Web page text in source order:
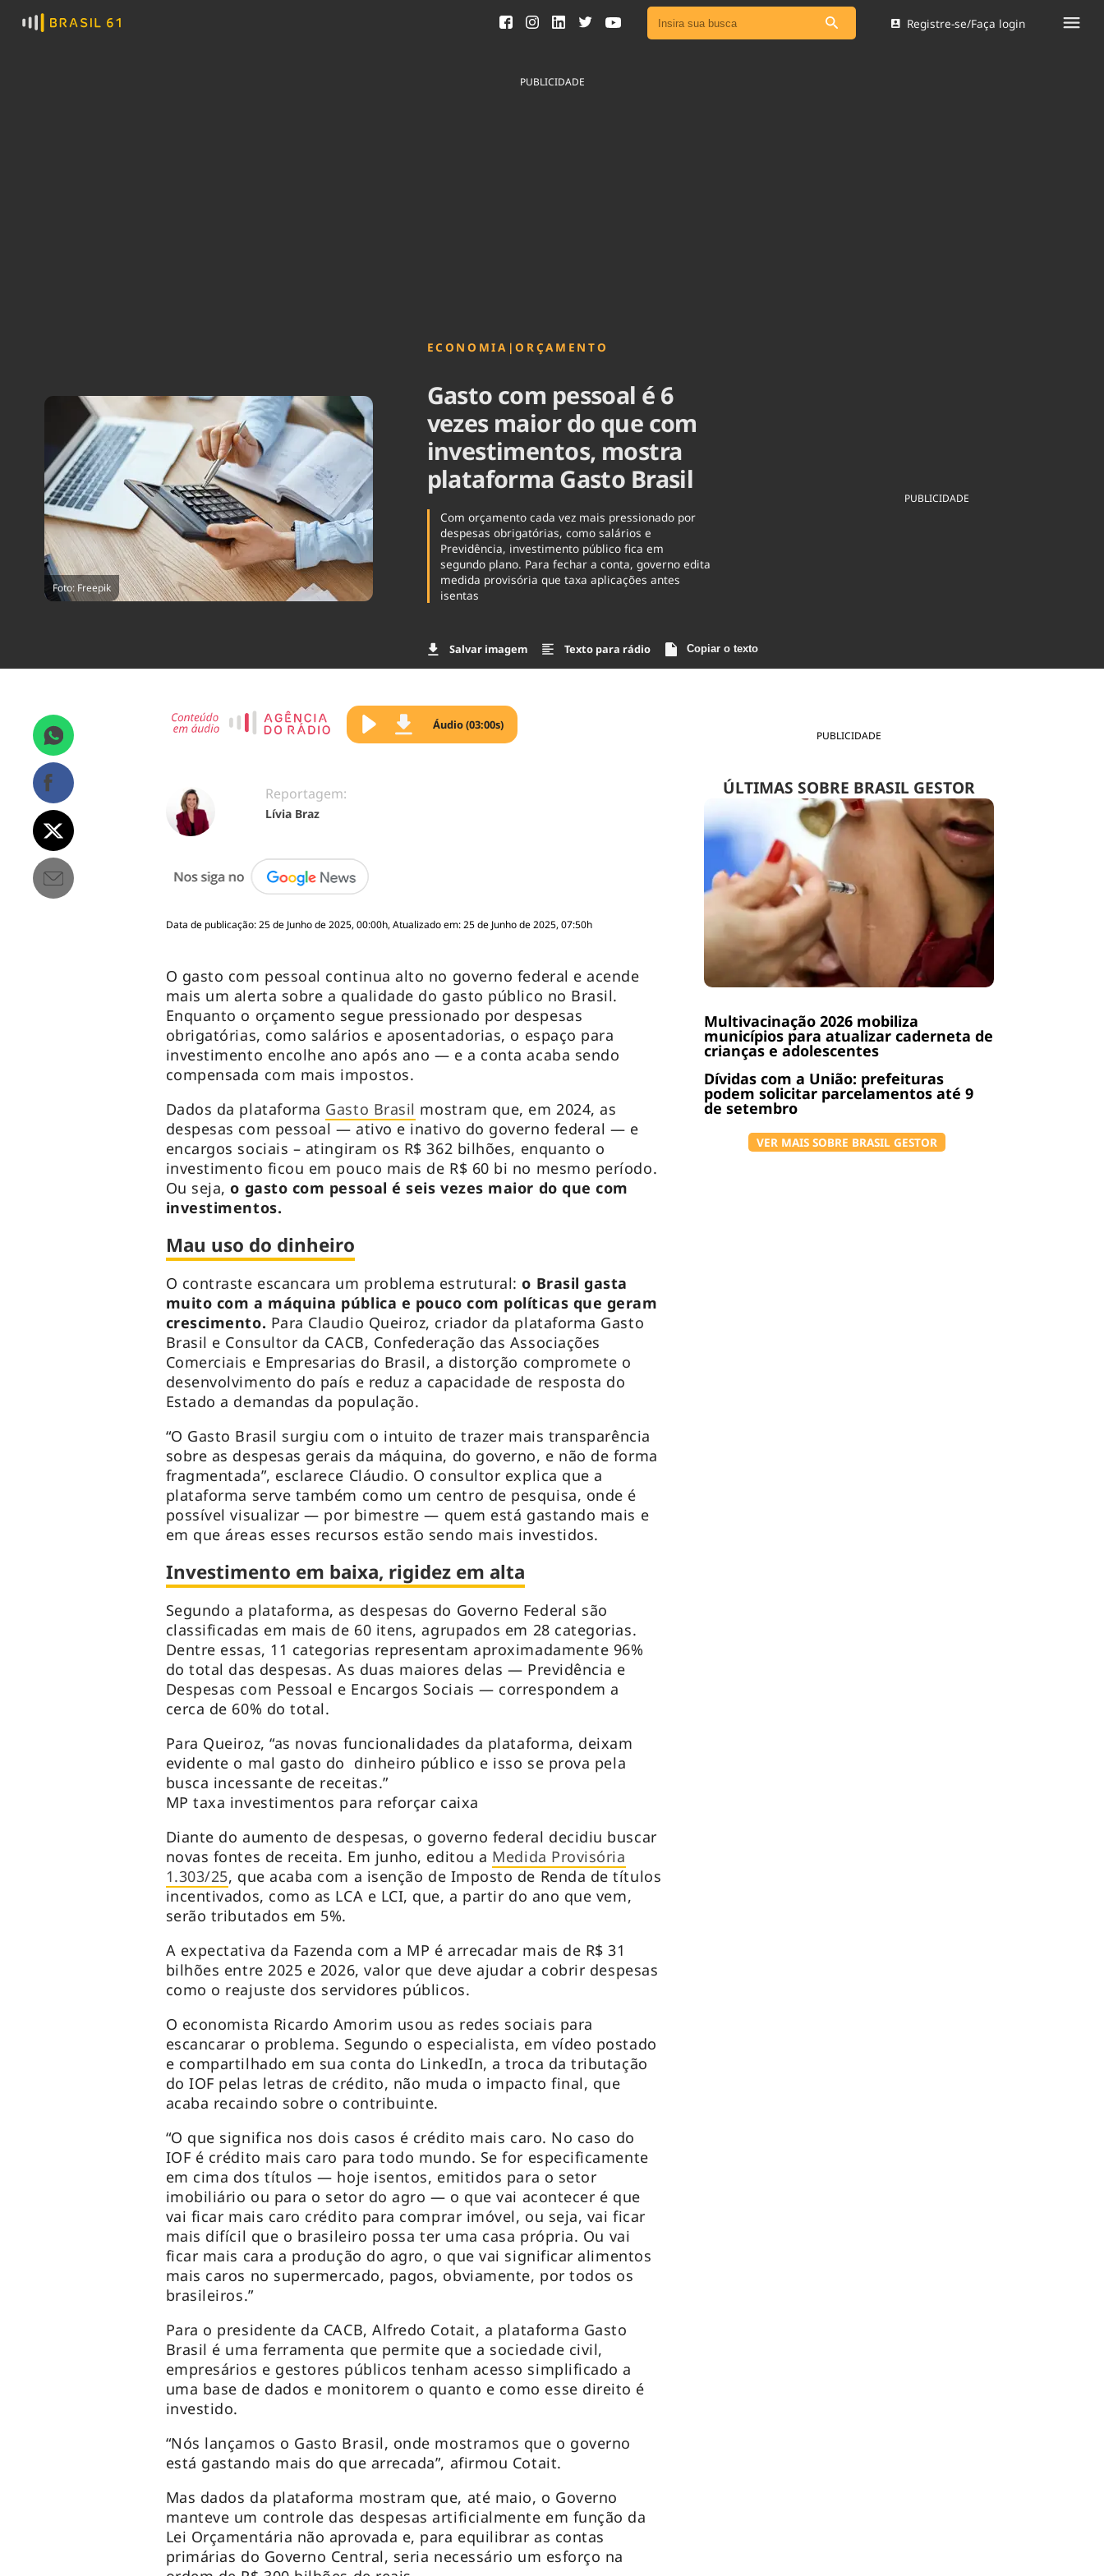
Ver todas as notícias
Brasil Mineral
Comportamento
Registre-se/Faça login
PUBLICIDADE
Foto: Freepik
ECONOMIA |ORÇAMENTO
Gasto com pessoal é 6
vezes maior do que com
investimentos, mostra
plataforma Gasto Brasil
Com orçamento cada vez mais pressionado por
despesas obrigatórias, como salários e
Previdência, investimento público fica em
segundo plano. Para fechar a conta, governo edita
medida provisória que taxa aplicações antes
isentas
Salvar imagem Texto para rádio Copiar o texto
PUBLICIDADE
PUBLICIDADE
ÚLTIMAS SOBRE BRASIL GESTOR
Multivacinação 2026 mobiliza
municípios para atualizar caderneta de
crianças e adolescentes
Dívidas com a União: prefeituras
podem solicitar parcelamentos até 9
de setembro
VER MAIS SOBRE BRASIL GESTOR
Áudio (03:00s)
Reportagem:
Lívia Braz
Data de publicação: 25 de Junho de 2025, 00:00h, Atualizado em: 25 de Junho de 2025, 07:50h
O gasto com pessoal continua alto no governo federal e acende
mais um alerta sobre a qualidade do gasto público no Brasil.
Enquanto o orçamento segue pressionado por despesas
obrigatórias, como salários e aposentadorias, o espaço para
investimento encolhe ano após ano — e a conta acaba sendo
compensada com mais impostos.
Dados da plataforma Gasto Brasil mostram que, em 2024, as
despesas com pessoal — ativo e inativo do governo federal — e
encargos sociais – atingiram os R$ 362 bilhões, enquanto o
investimento ficou em pouco mais de R$ 60 bi no mesmo período.
Ou seja,o gasto com pessoal é seis vezes maior do que com
investimentos.
Mau uso do dinheiro
O contraste escancara um problema estrutural:o Brasil gasta
muito com a máquina pública e pouco com políticas que geram
crescimento. Para Claudio Queiroz, criador da plataforma Gasto
Brasil e Consultor da CACB, Confederação das Associações
Comerciais e Empresarias do Brasil, a distorção compromete o
desenvolvimento do país e reduz a capacidade de resposta do
Estado a demandas da população.
“O Gasto Brasil surgiu com o intuito de trazer mais transparência
sobre as despesas gerais da máquina, do governo, e não de forma
fragmentada”, esclarece Cláudio. O consultor explica que a
plataforma serve também como um centro de pesquisa, onde é
possível visualizar — por bimestre — quem está gastando mais e
em que áreas esses recursos estão sendo mais investidos.
Investimento em baixa, rigidez em alta
Segundo a plataforma, as despesas do Governo Federal são
classificadas em mais de 60 itens, agrupados em 28 categorias.
Dentre essas, 11 categorias representam aproximadamente 96%
do total das despesas. As duas maiores delas — Previdência e
Despesas com Pessoal e Encargos Sociais — correspondem a
cerca de 60% do total.
Para Queiroz, “as novas funcionalidades da plataforma, deixam
evidente o mal gasto do dinheiro público e isso se prova pela
busca incessante de receitas.”
MP taxa investimentos para reforçar caixa
Diante do aumento de despesas, o governo federal decidiu buscar
novas fontes de receita. Em junho, editou a Medida Provisória
1.303/25, que acaba com a isenção de Imposto de Renda de títulos
incentivados, como as LCA e LCI, que, a partir do ano que vem,
serão tributados em 5%.
A expectativa da Fazenda com a MP é arrecadar mais de R$ 31
bilhões entre 2025 e 2026, valor que deve ajudar a cobrir despesas
como o reajuste dos servidores públicos.
O economista Ricardo Amorim usou as redes sociais para
escancarar o problema. Segundo o especialista, em vídeo postado
e compartilhado em sua conta do LinkedIn, a troca da tributação
do IOF pelas letras de crédito, não muda o impacto final, que
acaba recaindo sobre o contribuinte.
“O que significa nos dois casos é crédito mais caro. No caso do
IOF é crédito mais caro para todo mundo. Se for especificamente
em cima dos títulos — hoje isentos, emitidos para o setor
imobiliário ou para o setor do agro — o que vai acontecer é que
vai ficar mais caro crédito para comprar imóvel, ou seja, vai ficar
mais difícil que o brasileiro possa ter uma casa própria. Ou vai
ficar mais cara a produção do agro, o que vai significar alimentos
mais caros no supermercado, pagos, obviamente, por todos os
brasileiros.”
Para o presidente da CACB, Alfredo Cotait, a plataforma Gasto
Brasil é uma ferramenta que permite que a sociedade civil,
empresários e gestores públicos tenham acesso simplificado a
uma base de dados e monitorem o quanto e como esse direito é
investido.
“Nós lançamos o Gasto Brasil, onde mostramos que o governo
está gastando mais do que arrecada”, afirmou Cotait.
Mas dados da plataforma mostram que, até maio, o Governo
manteve um controle das despesas artificialmente em função da
Lei Orçamentária não aprovada e, para equilibrar as contas
primárias do Governo Central, seria necessário um esforço na